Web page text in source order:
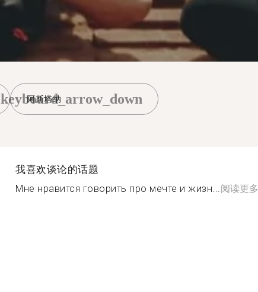
阿斯塔纳
keyboard_arrow_down
我喜欢谈论的话题
Мне нравится говорить про мечте и жизн...阅读更多